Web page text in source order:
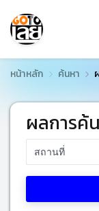
หน้าหลัก ค้นหา
ผลการค้